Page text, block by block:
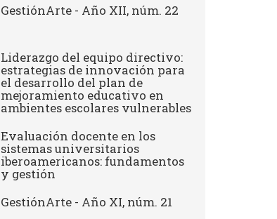
GestiónArte - Año XII, núm. 22
Liderazgo del equipo directivo:
estrategias de innovación para
el desarrollo del plan de
mejoramiento educativo en
ambientes escolares vulnerables
Evaluación docente en los
sistemas universitarios
iberoamericanos: fundamentos
y gestión
GestiónArte - Año XI, núm. 21